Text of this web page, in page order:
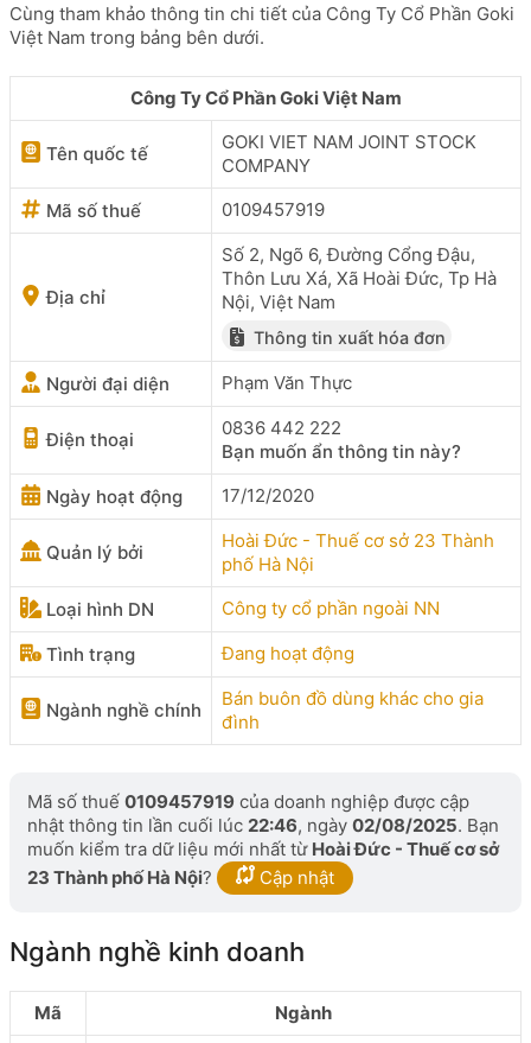
Cùng tham khảo thông tin chi tiết của Công Ty Cổ Phần Goki
Việt Nam trong bảng bên dưới.
Công Ty Cổ Phần Goki Việt Nam
Tên quốc tế
GOKI VIET NAM JOINT STOCK
COMPANY
Mã số thuế
0109457919
Địa chỉ
Số 2, Ngõ 6, Đường Cổng Đậu,
Thôn Lưu Xá, Xã Hoài Đức, Tp Hà
Nội, Việt Nam
Thông tin xuất hóa đơn
Người đại diện Phạm Văn Thực
Điện thoại
0836 442 222
Bạn muốn ẩn thông tin này?
Ngày hoạt động
17/12/2020
Quản lý bởi
Hoài Đức - Thuế cơ sở 23 Thành
phố Hà Nội
Loại hình DN
Công ty cổ phần ngoài NN
Tình trạng Đang hoạt động
Ngành nghề chính
Bán buôn đồ dùng khác cho gia
đình
Mã số thuế 0109457919 của doanh nghiệp được cập
nhật thông tin lần cuối lúc 22:46, ngày 02/08/2025. Bạn
muốn kiểm tra dữ liệu mới nhất từ Hoài Đức - Thuế cơ sở
23 Thành phố Hà Nội? Cập nhật
Ngành nghề kinh doanh
Mã Ngành